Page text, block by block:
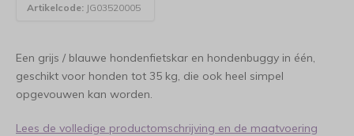
Artikelcode: JG03520005
Een grijs / blauwe hondenfietskar en hondenbuggy in één,
geschikt voor honden tot 35 kg, die ook heel simpel
opgevouwen kan worden.
Lees de volledige productomschrijving en de maatvoering